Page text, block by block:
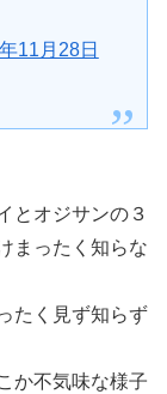
11月28日
とオジサンの３
まったく知らな
たく見ず知らず
か不気味な様子